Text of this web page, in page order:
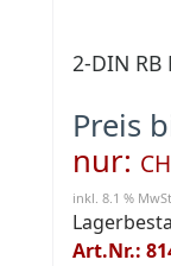
2-DIN RB
Preis
nur:
inkl. 8.1 %
Art.Nr.: